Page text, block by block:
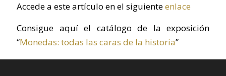
Accede a este artículo en el siguienteenlace
Consigue aquí el catálogo de la exposición
“Monedas: todas las caras de la historia”